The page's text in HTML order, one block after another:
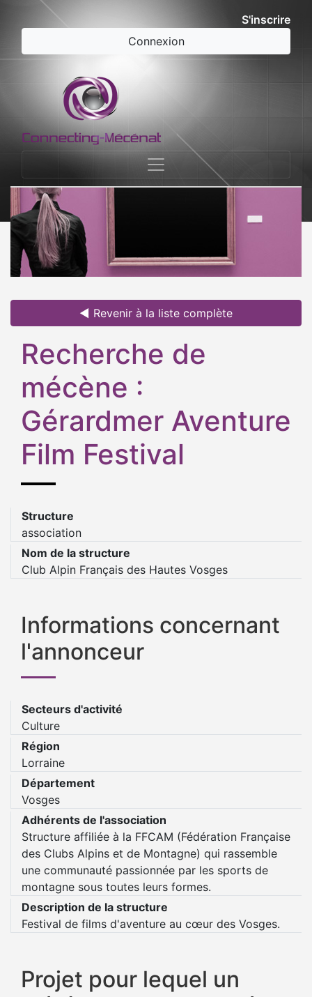
S'inscrire
Connexion
◄ Revenir à la liste complète
Recherche de
mécène :
Gérardmer Aventure
Film Festival
Structure
association
Nom de la structure
Club Alpin Français des Hautes Vosges
Informations concernant
l'annonceur
Secteurs d'activité
Culture
Région
Lorraine
Département
Vosges
Adhérents de l'association
Structure affiliée à la FFCAM (Fédération Française
des Clubs Alpins et de Montagne) qui rassemble
une communauté passionnée par les sports de
montagne sous toutes leurs formes.
Description de la structure
Festival de films d'aventure au cœur des Vosges.
Projet pour lequel un